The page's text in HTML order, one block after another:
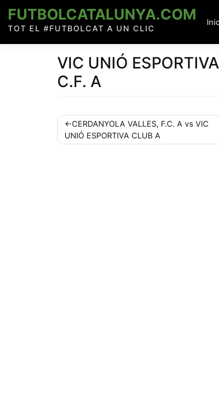
content
FUTBOLCATALUNYA.COM
TOT EL #FUTBOLCAT A UN CLIC
VIC UNIÓ
C.F. A
Navegació
d'entrades
CERDANYOLA VALLES, F.C. A vs VIC
UNIÓ ESPORTIVA CLUB A